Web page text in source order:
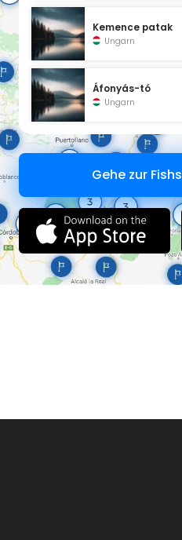
Kemence patak
Ungarn
Áfonyás-tó
Ungarn
Gehe zur